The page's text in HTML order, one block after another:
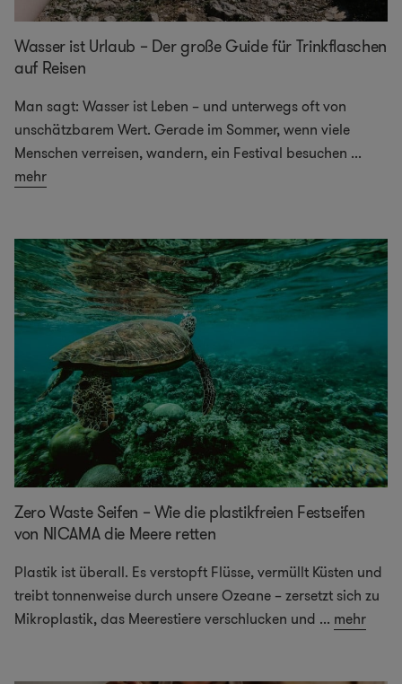
Wasser ist Urlaub – Der große Guide für Trinkflaschen
auf Reisen
Man sagt: Wasser ist Leben – und unterwegs oft von
unschätzbarem Wert. Gerade im Sommer, wenn viele
Menschen verreisen, wandern, ein Festival besuchen ...
mehr
Zero Waste Seifen – Wie die plastikfreien Festseifen
von NICAMA die Meere retten
Plastik ist überall. Es verstopft Flüsse, vermüllt Küsten und
treibt tonnenweise durch unsere Ozeane – zersetzt sich zu
Mikroplastik, das Meerestiere verschlucken und ... mehr